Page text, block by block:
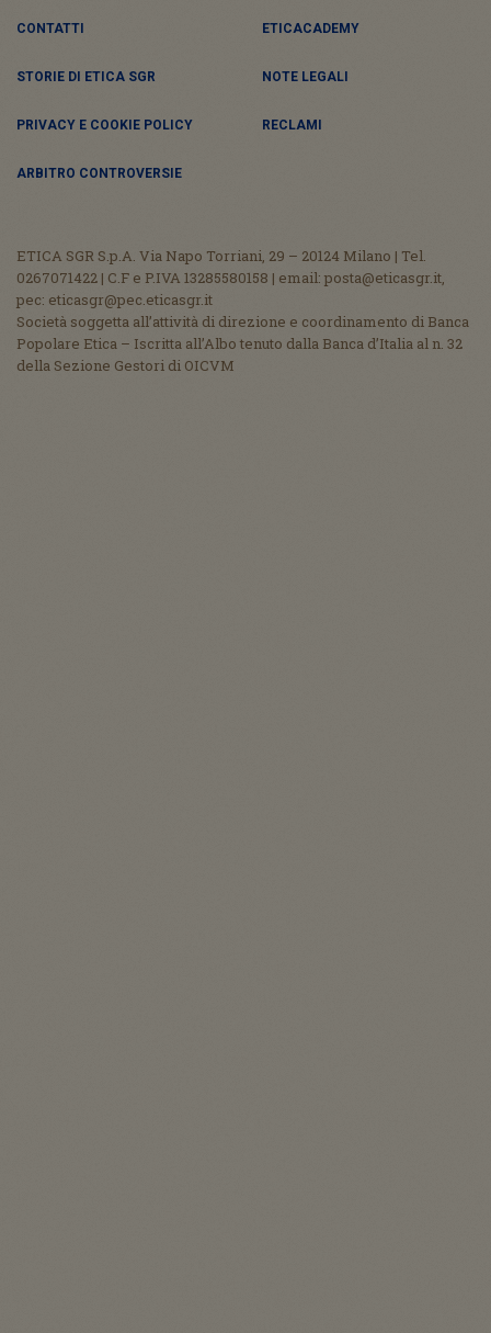
CONTATTI ETICACADEMY
STORIE DI ETICA SGR NOTE LEGALI
PRIVACY E COOKIE POLICY RECLAMI
ARBITRO CONTROVERSIE
ETICA SGR S.p.A. Via Napo Torriani, 29 – 20124 Milano | Tel.
0267071422 | C.F e P.IVA 13285580158 | email: posta@eticasgr.it,
pec: eticasgr@pec.eticasgr.it
Società soggetta all’attività di direzione e coordinamento di Banca
Popolare Etica – Iscritta all’Albo tenuto dalla Banca d’Italia al n. 32
della Sezione Gestori di OICVM